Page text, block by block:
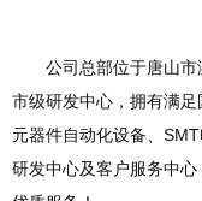
公司总部位于唐山市
市级研发中心，拥有满
元器件自动化设备、
研发中心及客户服务中心